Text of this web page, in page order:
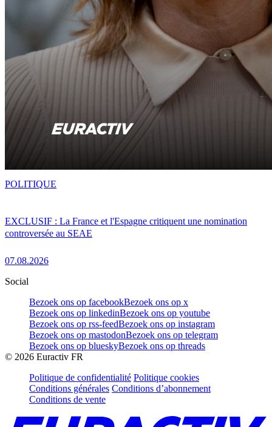
EXCLUSIF : La France et l'Espagne critiquent une nomination
controversée au SEAE
07.08.2026
POLITIQUE
Social
Bezoek ons op facebookBezoek ons op x
Bezoek ons op linkedinBezoek ons op youtube
Bezoek ons op rss-feedBezoek ons op instagram
Bezoek ons op mastodonBezoek ons op telegram
Bezoek ons op blueskyBezoek ons op threads
© 2026 Euractiv FR
Politique de confidentialité Politique cookies
Conditions générales Conditions d’abonnement
Conditions de vente